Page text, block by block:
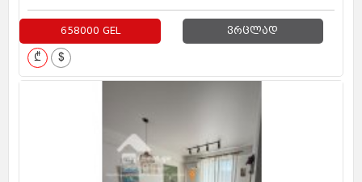
658000 GEL ვრცლად
₾ $